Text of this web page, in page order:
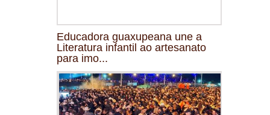
Educadora guaxupeana une a
Literatura infantil ao artesanato
para imo...